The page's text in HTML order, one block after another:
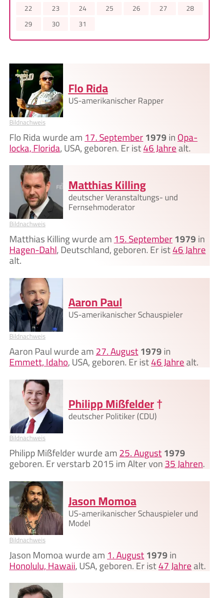
22
23 24 25 26 27
28
29
30 31
Bildnachweis
Flo Rida
US-amerikanischer Rapper
Flo Rida wurde am17. September1979inOpa-
locka, Florida, USA, geboren. Er ist46 Jahrealt.
Bildnachweis
Matthias Killing
deutscher Veranstaltungs- und
Fernsehmoderator
Matthias Killing wurde am15. September1979in
Hagen-Dahl, Deutschland, geboren. Er ist46 Jahre
alt.
Bildnachweis
Aaron Paul
US-amerikanischer Schauspieler
Aaron Paul wurde am27. August1979in
Emmett, Idaho, USA, geboren. Er ist46 Jahrealt.
Bildnachweis
Philipp Mißfelder†
deutscher Politiker (CDU)
Philipp Mißfelder wurde am25. August1979
geboren. Er verstarb 2015 im Alter von35 Jahren.
Bildnachweis
Jason Momoa
US-amerikanischer Schauspieler und
Model
Jason Momoa wurde am1. August1979in
Honolulu, Hawaii, USA, geboren. Er ist47 Jahrealt.